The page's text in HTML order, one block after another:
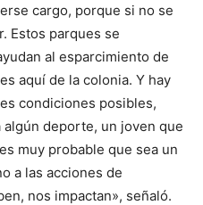
cargo, porque si no se
Estos parques se
al esparcimiento de
aquí de la colonia. Y hay
condiciones posibles,
deporte, un joven que
muy probable que sea un
a las acciones de
nos impactan», señaló.